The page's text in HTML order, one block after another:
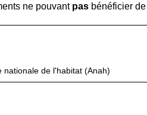
ne pouvant pas bénéficier
nationale de l'habitat (Anah)